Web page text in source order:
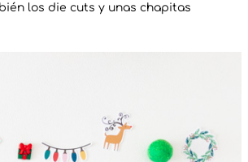
los die cuts y unas chapitas